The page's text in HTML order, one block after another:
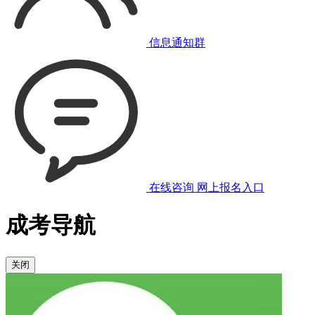
信息通知群
在线咨询 网上报名入口
成考导航
关闭